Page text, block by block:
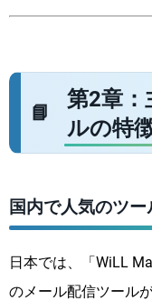
第2章：
ルの特
国内で人気のツー
日本では、「WiLL
のメール配信ツール